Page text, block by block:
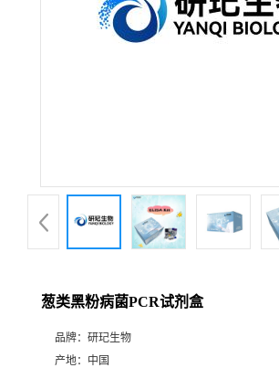
葱类黑粉病菌PCR试剂盒
品牌： 研玘生物
产地： 中国